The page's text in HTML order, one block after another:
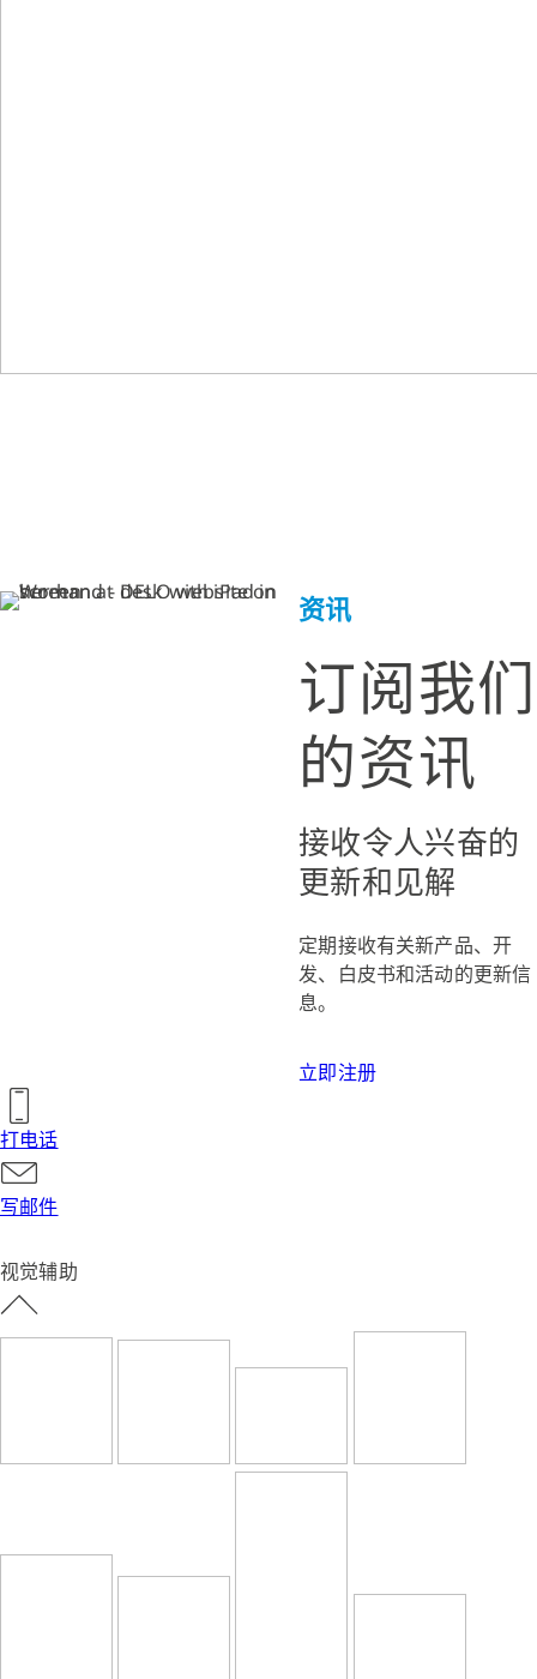
资讯
订阅我们
的资讯
接收令人兴奋的
更新和见解
定期接收有关新产品、开
发、白皮书和活动的更新信
息。
立即注册
打电话
写邮件
视觉辅助